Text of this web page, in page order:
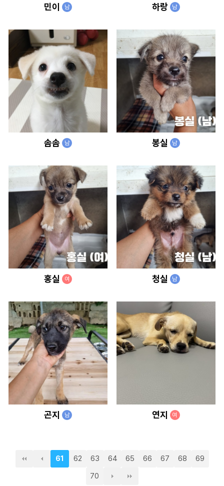
민이 남 하랑 남
솜솜 남 봉실 남
홍실 여 청실 남
곤지 남 연지 여
61 62 63 64 65 66 67 68
69
70